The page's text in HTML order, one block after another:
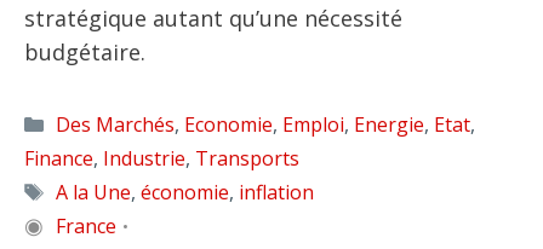
stratégique autant qu’une nécessité
budgétaire.
Catégories
Des Marchés, Economie, Emploi, Energie, Etat,
Finance, Industrie, Transports
Étiquettes
A la Une, économie, inflation
◉ France •